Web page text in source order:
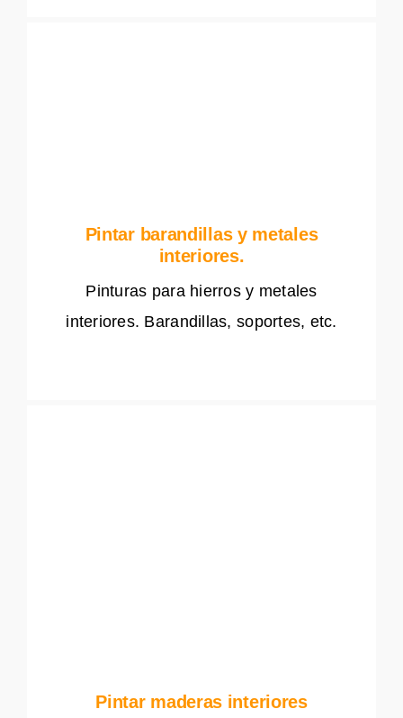
Pintar barandillas y metales
interiores.
Pinturas para hierros y metales
interiores. Barandillas, soportes, etc.
Pintar maderas interiores